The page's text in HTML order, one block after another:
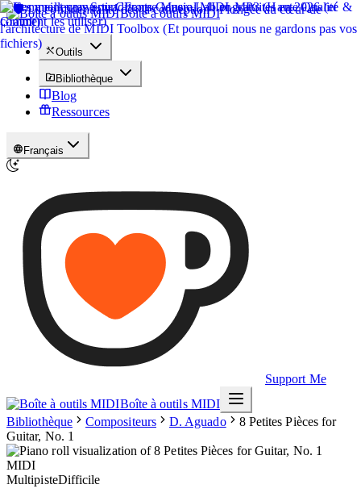
Boîte à outils MIDI
Outils
Bibliothèque
Blog
Ressources
Français
Support Me
Boîte à outils MIDI
Bibliothèque
Compositeurs D. Aguado
8 Petites Pièces for
Guitar, No. 1
MultipisteDifficile